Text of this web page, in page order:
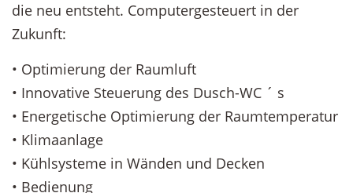
die neu entsteht. Computergesteuert in der
Zukunft:
• Optimierung der Raumluft
• Innovative Steuerung des Dusch-WC ´ s
• Energetische Optimierung der Raumtemperatur
• Klimaanlage
• Kühlsysteme in Wänden und Decken
• Bedienung